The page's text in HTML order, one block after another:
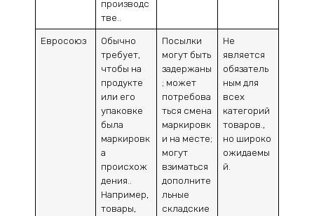
производс
тве..
Евросоюз
Обычно
требует,
чтобы на
продукте
или его
упаковке
была
маркировк
а
происхож
дения..
Например,
товары,
Посылки
могут быть
задержаны
; может
потребова
ться смена
маркировк
и на месте;
могут
взиматься
дополните
льные
складские
Не
является
обязатель
ным для
всех
категорий
товаров.,
но широко
ожидаемы
й.